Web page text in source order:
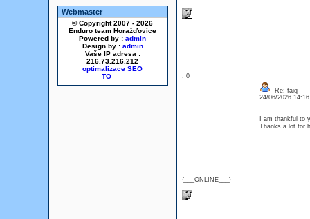
Webmaster
© Copyright 2007 - 2026
Enduro team Horažďovice
Powered by : admin
Design by : admin
Vaše IP adresa :
216.73.216.212
optimalizace SEO
: 0
{___ONLINE___}
Re: faiq
24/06/2026
I am thankful to
Thanks a lot